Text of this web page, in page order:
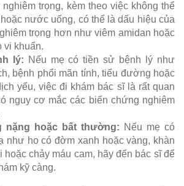
nghiêm trọng, kèm theo việc không thể
nước uống, có thể là dấu hiệu của
trọng hơn như viêm amidan hoặc
vi khuẩn.
lý: Nếu mẹ có tiền sử bệnh lý như
bệnh phổi mãn tính, tiểu đường hoặc
yếu, việc đi khám bác sĩ là rất quan
nguy cơ mắc các biến chứng nghiêm
nặng hoặc bất thường: Nếu mẹ có
như ho có đờm xanh hoặc vàng, khàn
hoặc chảy máu cam, hãy đến bác sĩ để
kỹ càng.